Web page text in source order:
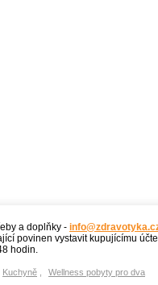
a doplňky -
povinen vystavit kupujícímu
hodin.
Kuchyně Wellness pobyty pro dva